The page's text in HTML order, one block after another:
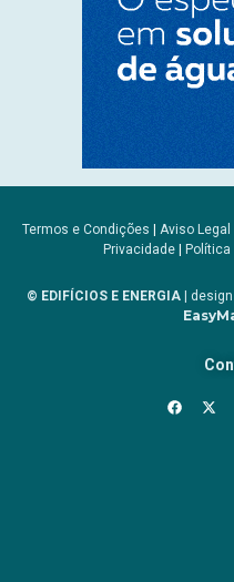
Termos e Condições Aviso Legal
Privacidade| Política
© EDIFÍCIOS E ENERGIA | design